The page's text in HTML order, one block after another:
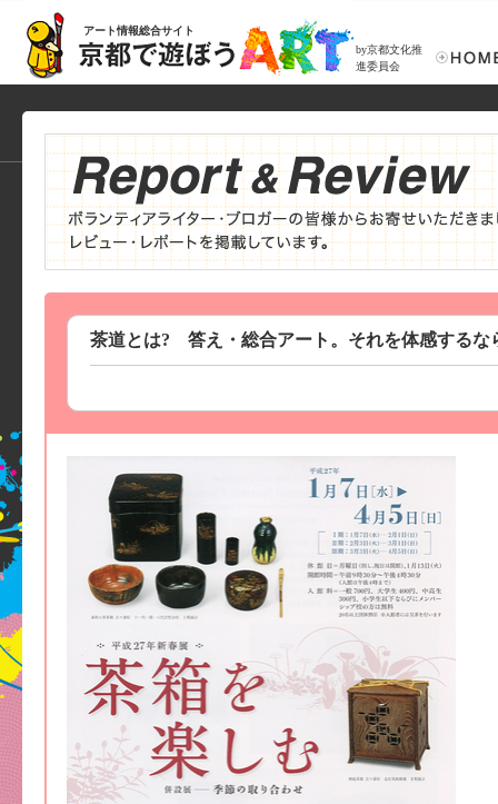
アート情報総合サイト
by京都文化推
進委員会
茶道とは? 答え・総合アート。それを体感するな